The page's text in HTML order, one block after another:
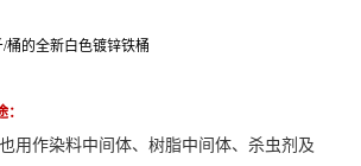
桶的全新白色镀锌铁桶
用作染料中间体、树脂中间体、杀虫剂及